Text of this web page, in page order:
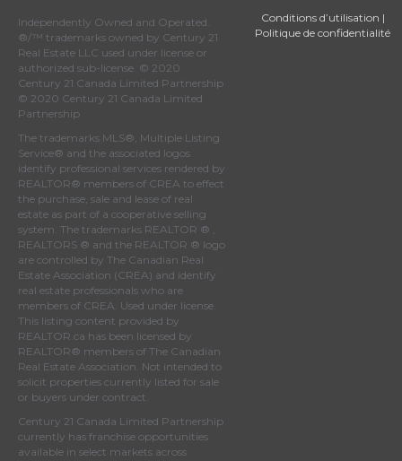
Independently Owned and Operated.
®/™ trademarks owned by Century 21
Real Estate LLC used under license or
authorized sub-license. © 2020
Century 21 Canada Limited Partnership
© 2020 Century 21 Canada Limited
Partnership
The trademarks MLS®, Multiple Listing
Service® and the associated logos
identify professional services rendered by
REALTOR® members of CREA to effect
the purchase, sale and lease of real
estate as part of a cooperative selling
system. The trademarks REALTOR ® ,
REALTORS ® and the REALTOR ® logo
are controlled by The Canadian Real
Estate Association (CREA) and identify
real estate professionals who are
members of CREA . Used under license.
This listing content provided by
REALTOR.ca has been licensed by
REALTOR® members of The Canadian
Real Estate Association . Not intended to
solicit properties currently listed for sale
or buyers under contract.
Century 21 Canada Limited Partnership
currently has franchise opportunities
available in select markets across
Conditions d’utilisation |
Politique de confidentialité